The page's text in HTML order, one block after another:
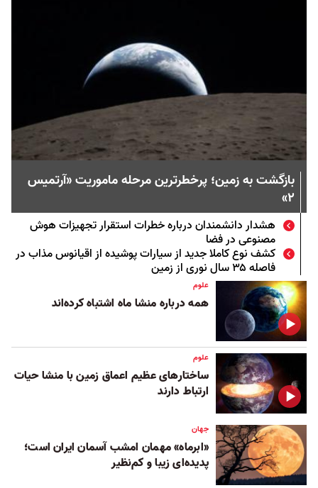
بازگشت به زمین؛ پرخطرترین مرحله ماموریت «آرتمیس
۲»
هشدار دانشمندان درباره خطرات استقرار تجهیزات هوش
مصنوعی در فضا
کشف نوع کاملا جدید از سیارات پوشیده از اقیانوس مذاب در
فاصله ۳۵ سال نوری از زمین
علوم
همه درباره منشا ماه اشتباه کرده‌اند
علوم
ساختارهای عظیم اعماق زمین با منشا حیات
ارتباط دارند
جهان
«ابرماه» مهمان امشب آسمان ایران است؛
پدیده‌ای زیبا و کم‌نظیر